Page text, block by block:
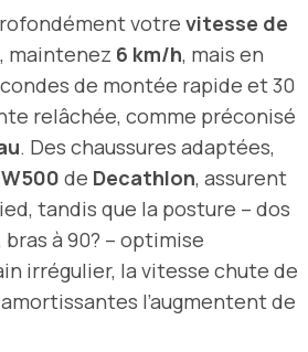
votre vitesse de
maintenez 6 km/h, mais en
de montée rapide et 30
relâchée, comme préconisé
. Des chaussures adaptées,
de Decathlon, assurent
tandis que la posture – dos
à 90? – optimise
irrégulier, la vitesse chute de
l’augmentent de